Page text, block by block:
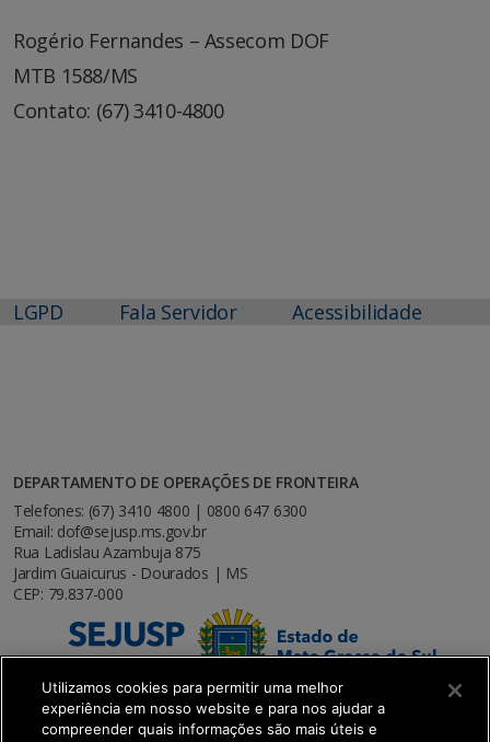
Rogério Fernandes – Assecom DOF
MTB 1588/MS
Contato: (67) 3410-4800
LGPD Fala Servidor Acessibilidade
DEPARTAMENTO DE OPERAÇÕES DE FRONTEIRA
Telefones: (67) 3410 4800 | 0800 647 6300
Email: dof@sejusp.ms.gov.br
Rua Ladislau Azambuja 875
Jardim Guaicurus - Dourados | MS
CEP: 79.837-000
Utilizamos cookies para permitir uma melhor
experiência em nosso website e para nos ajudar a
compreender quais informações são mais úteis e